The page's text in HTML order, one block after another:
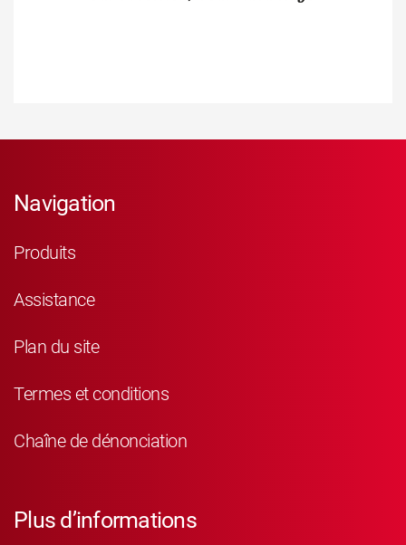
Navigation
Produits
Assistance
Plan du site
Termes et conditions
Chaîne de dénonciation
Plus d’informations